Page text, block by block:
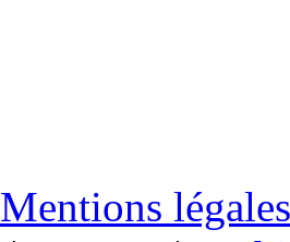
Mentions légales